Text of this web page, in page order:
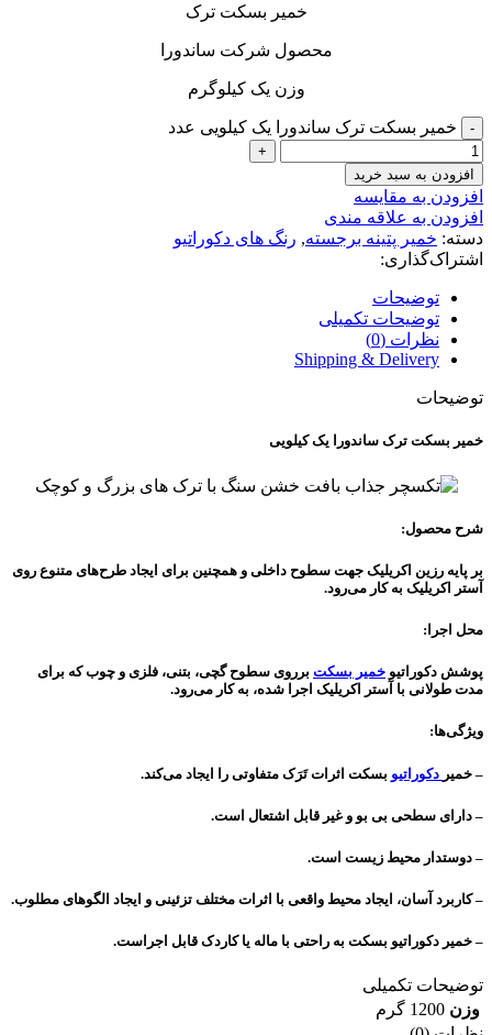
خمیر بسکت ترک
محصول شرکت ساندورا
وزن یک کیلوگرم
خمیر بسکت ترک ساندورا یک کیلویی عدد
افزودن به سبد خرید
افزودن به مقایسه
افزودن به علاقه مندی
دسته: خمیر پتینه برجسته, رنگ های دکوراتیو
اشتراک‌گذاری:
توضیحات
توضیحات تکمیلی
نظرات (0)
Shipping & Delivery
توضیحات
خمیر بسکت ترک ساندورا یک کیلویی
شرح محصول:
بر پایه رزین اکریلیک جهت سطوح داخلى و همچنین براى ایجاد طرح‌هاى متنوع روى
آستر اکریلیک به کار مى‌رود.
محل اجرا:
پوشش دکوراتیو خمیر بسکت برروى سطوح گچى، بتنى، فلزى و چوب که براى
مدت طولانى با آستر اکریلیک اجرا شده، به کار مى‌رود.
ویژگى‌ها:
– خمیر دکوراتیو بسکت اثرات تَرَک متفاوتى را ایجاد مى‌کند.
– داراى سطحى بى بو و غیر قابل اشتعال است.
– دوستدار محیط زیست است.
– کاربرد آسان، ایجاد محیط واقعی با اثرات مختلف تزئینی و ایجاد الگوهای مطلوب.
– خمیر دکوراتیو بسکت به راحتى با ماله یا کاردک قابل اجراست.
توضیحات تکمیلی
وزن 1200 گرم